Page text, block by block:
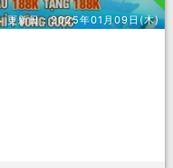
更新日：2025年01月09日(木)